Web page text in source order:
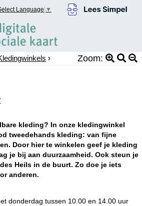
Language ▼
› Zoom:
kleding? In onze kledingwinkel
tweedehands kleding: van fijne
Door hier te winkelen geef je kleding
je bij aan duurzaamheid. Ook steun je
Heils in de buurt. Zo doe je iets
anderen.
donderdag tussen 10.00 en 14.00 uur